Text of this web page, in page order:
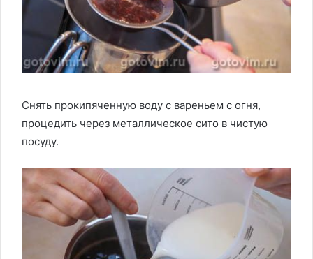
Снять прокипяченную воду с вареньем с огня,
процедить через металлическое сито в чистую
посуду.